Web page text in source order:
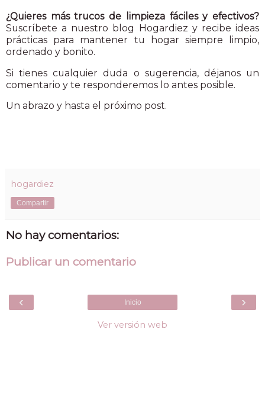
¿Quieres más trucos de limpieza fáciles y efectivos?
Suscríbete a nuestro blog Hogardiez y recibe ideas
prácticas para mantener tu hogar siempre limpio,
ordenado y bonito.
Si tienes cualquier duda o sugerencia, déjanos un
comentario y te responderemos lo antes posible.
Un abrazo y hasta el próximo post.
hogardiez
Compartir
No hay comentarios:
Publicar un comentario
‹ ›
Inicio
Ver versión web